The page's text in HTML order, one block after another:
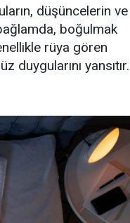
düşüncelerin ve
boğulmak
rüya gören
duygularını yansıtır.